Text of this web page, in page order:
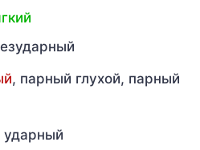
, парный глухой, парный
ударный